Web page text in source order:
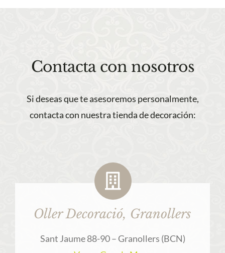
Contacta con nosotros
Si deseas que te asesoremos personalmente,
contacta con nuestra tienda de decoración:
Oller Decoració, Granollers
Sant Jaume 88-90 – Granollers (BCN)